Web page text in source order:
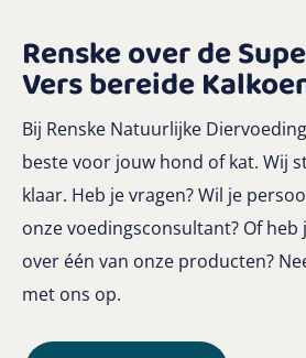
Renske over de
Vers bereide
Bij Renske Natuurlijke
beste voor jouw hond of kat. Wij
klaar. Heb je vragen? Wil je
onze voedingsconsultant? Of
over één van onze producten?
met ons op.